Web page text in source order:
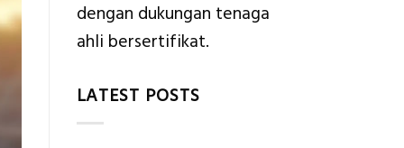
dengan dukungan tenaga
ahli bersertifikat.
LATEST POSTS